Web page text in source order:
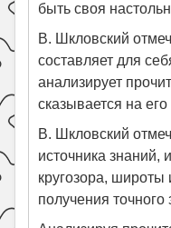
быть своя
В. Шкловский
составляет для
анализирует
сказывается на его
В. Шкловский
источника знаний,
кругозора, широты
получения точного